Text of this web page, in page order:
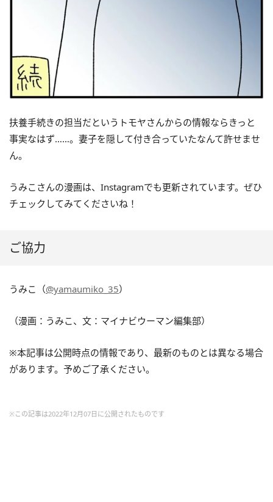
扶養手続きの担当だというトモヤさんからの情報ならきっと
事実なはず……。妻子を隠して付き合っていたなんて許せませ
ん。
うみこさんの漫画は、Instagramでも更新されています。ぜひ
チェックしてみてくださいね！
ご協力
うみこ（@yamaumiko_35）
（漫画：うみこ、文：マイナビウーマン編集部）
※本記事は公開時点の情報であり、最新のものとは異なる場合
があります。予めご了承ください。
※この記事は2022年12月07日に公開されたものです